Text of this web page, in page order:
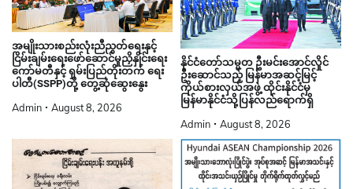
အမျိုးသားစည်းလုံးညီညွတ်ရေးနှင့်
ငြိမ်းချမ်းရေးဖော်ဆောင်မှုညှိနှိုင်းရေး
ကော်မတီနှင့် ရှမ်းပြည်တိုးတက် ရေး
ပါတီ(SSPP)တို့ တွေ့ဆုံဆွေးနွေး
Admin August 8, 2026
နိုင်ငံတော်သမ္မတ ဦးမင်းအောင်လှိုင်
ဦးဆောင်သည့် မြန်မာအဆင့်မြင့်
ကိုယ်စားလှယ်အဖွဲ့ ထိုင်းနိုင်ငံမှ
မြန်မာနိုင်ငံသို့ပြန်လည်ရောက်ရှိ
Admin August 8, 2026